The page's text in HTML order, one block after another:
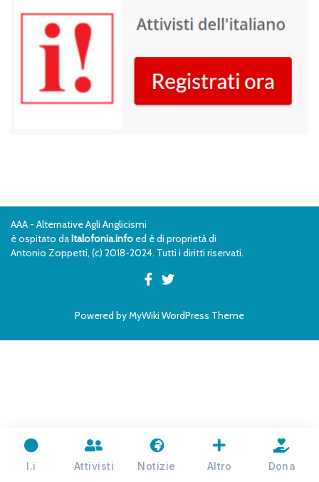
AAA - Alternative Agli Anglicismi
è ospitato daItalofonia.info ed è di proprietà di
Antonio Zoppetti, (c) 2018-2024. Tutti i diritti riservati.
Powered byMyWiki WordPress Theme
I.i Attivisti Notizie Altro Dona